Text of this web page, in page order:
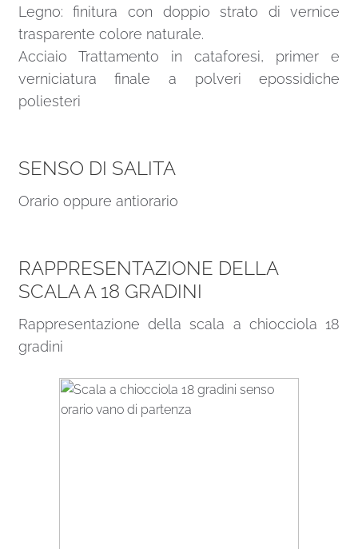
Legno: finitura con doppio strato di vernice
trasparente colore naturale.
Acciaio Trattamento in cataforesi, primer e
verniciatura finale a polveri epossidiche
poliesteri
SENSO DI SALITA
Orario oppure antiorario
RAPPRESENTAZIONE DELLA
SCALA A 18 GRADINI
Rappresentazione della scala a chiocciola 18
gradini